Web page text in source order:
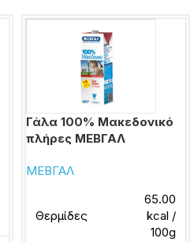
Γάλα 100% Μακεδονικό
πλήρες ΜΕΒΓΑΛ
ΜΕΒΓΑΛ
Θερμίδες
65.00
kcal /
100g